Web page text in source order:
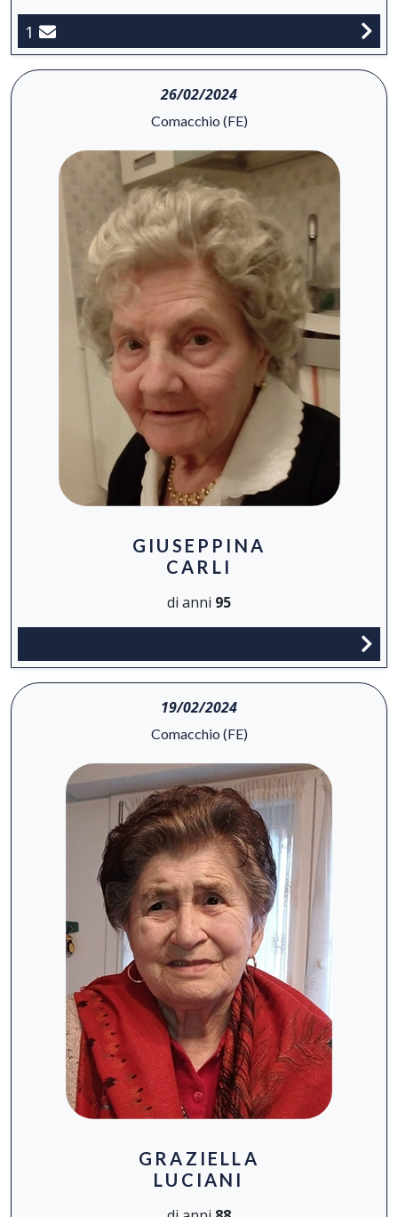
1
26/02/2024
Comacchio (FE)
GIUSEPPINA
CARLI
di anni 95
19/02/2024
Comacchio (FE)
GRAZIELLA
LUCIANI